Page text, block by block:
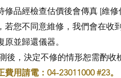
修品經檢查估價後會傳真 [維
若您不同意維修，我們會在收
原並歸還儀器。
後，決定不修的情形恕需酌收
費用請電：04-23011000 #23。